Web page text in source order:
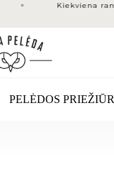
Kiekviena
PELĖDOS